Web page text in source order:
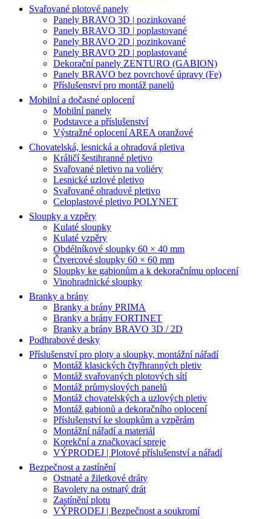
Svařované plotové panely
Panely BRAVO 3D | pozinkované
Panely BRAVO 3D | poplastované
Panely BRAVO 2D | pozinkované
Panely BRAVO 2D | poplastované
Dekorační panely ZENTURO (GABION)
Panely BRAVO bez povrchové úpravy (Fe)
Příslušenství pro montáž panelů
Mobilní a dočasné oplocení
Mobilní panely
Podstavce a příslušenství
Výstražné oplocení AREA oranžové
Chovatelská, lesnická a ohradová pletiva
Králičí šestihranné pletivo
Svařované pletivo na voliéry
Lesnické uzlové pletivo
Svařované ohradové pletivo
Celoplastové pletivo POLYNET
Sloupky a vzpěry
Kulaté sloupky
Kulaté vzpěry
Obdélníkové sloupky 60 × 40 mm
Čtvercové sloupky 60 × 60 mm
Sloupky ke gabionům a k dekoračnímu oplocení
Vinohradnické sloupky
Branky a brány
Branky a brány PRIMA
Branky a brány FORTINET
Branky a brány BRAVO 3D / 2D
Podhrabové desky
Příslušenství pro ploty a sloupky, montážní nářadí
Montáž klasických čtyřhranných pletiv
Montáž svařovaných plotových sítí
Montáž průmyslových panelů
Montáž chovatelských a uzlových pletiv
Montáž gabionů a dekoračního oplocení
Příslušenství ke sloupkům a vzpěrám
Montážní nářadí a materiál
Korekční a značkovací spreje
VÝPRODEJ | Plotové příslušenství a nářadí
Bezpečnost a zastínění
Ostnaté a žiletkové dráty
Bavolety na ostnatý drát
Zastínění plotu
VÝPRODEJ | Bezpečnost a soukromí